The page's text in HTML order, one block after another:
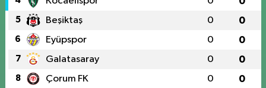
5 Beşiktaş 0 0
6 Eyüpspor 0 0
7 Galatasaray 0 0
8 Çorum FK 0 0